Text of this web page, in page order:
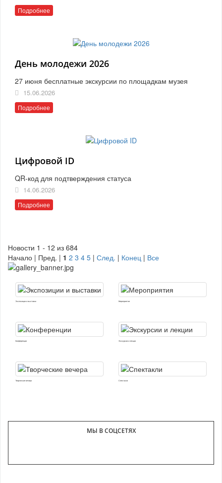
Подробнее
День молодежи 2026
27 июня бесплатные экскурсии по площадкам музея
15.06.2026
Подробнее
Цифровой ID
QR-код для подтверждения статуса
14.06.2026
Подробнее
Новости 1 - 12 из 684
Начало | Пред. | 1 2 3 4 5 | След. | Конец | Все
Экспозиции и выставки Мероприятия
Конференции Экскурсии и лекции
Творческие вечера Спектакли
МЫ В СОЦСЕТЯХ